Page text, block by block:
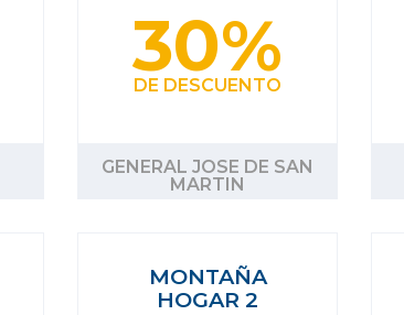
30%
DE DESCUENTO
GENERAL JOSE DE SAN
MARTIN
MONTAÑA
HOGAR 2